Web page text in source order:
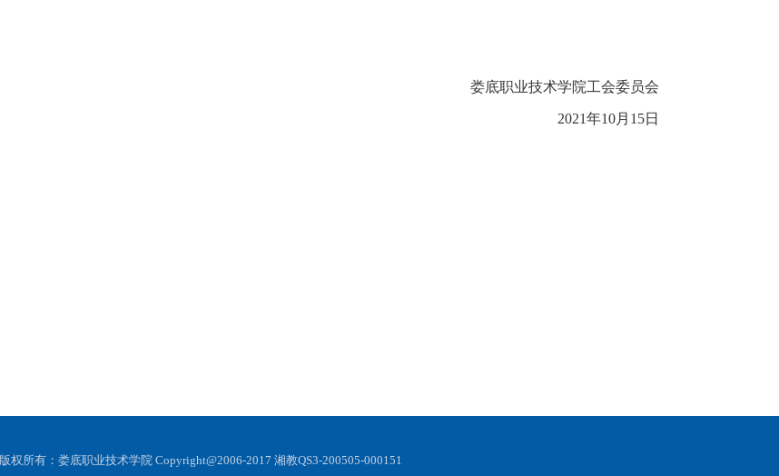
娄底职业技术学院工会委员会
2021年10月15日
版权所有：娄底职业技术学院 Copyright@2006-2017 湘教QS3-200505-000151